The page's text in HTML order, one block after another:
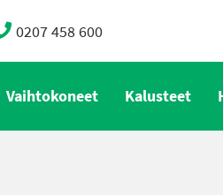
0207 458 600
Vaihtokoneet Kalusteet